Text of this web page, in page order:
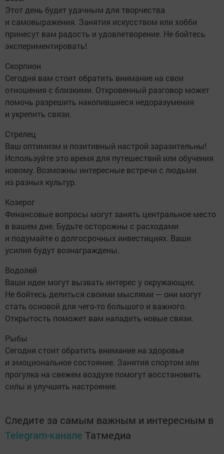
Этот день будет удачным для творчества
и самовыражения. Занятия искусством или хобби
принесут вам радость и удовлетворение. Не бойтесь
экспериментировать!
Скорпион
Сегодня вам стоит обратить внимание на свои
отношения с близкими. Откровенный разговор может
помочь разрешить накопившиеся недоразумения
и укрепить связи.
Стрелец
Ваш оптимизм и позитивный настрой заразительны!
Используйте это время для путешествий или обучения
новому. Возможны интересные встречи с людьми
из разных культур.
Козерог
Финансовые вопросы могут занять центральное место
в вашем дне. Будьте осторожны с расходами
и подумайте о долгосрочных инвестициях. Ваши
усилия будут вознаграждены.
Водолей
Ваши идеи могут вызвать интерес у окружающих.
Не бойтесь делиться своими мыслями — они могут
стать основой для чего-то большого и важного.
Открытость поможет вам наладить новые связи.
Рыбы
Сегодня стоит обратить внимание на здоровье
и эмоциональное состояние. Занятия спортом или
прогулка на свежем воздухе помогут восстановить
силы и улучшить настроение.
Следите за самым важным и интересным в
Telegram-канале Татмедиа